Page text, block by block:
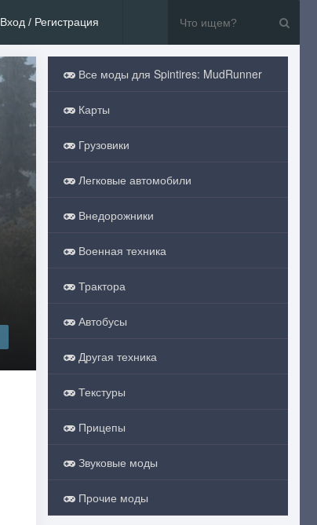
Вход / Регистрация
Все моды для Spintires: MudRunner
Карты
Грузовики
Легковые автомобили
Внедорожники
Военная техника
Трактора
Автобусы
Другая техника
Текстуры
Прицепы
Звуковые моды
Прочие моды